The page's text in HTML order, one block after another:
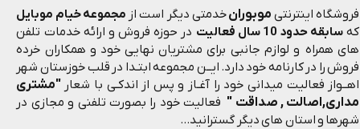
فروشگاه اینترنتی موبورانخدمتی دیگر است از مجموعه خیام موبایل
که سابقه حدود 10 سال فعالیت
در حوزه فروش و ارائه خدمات تلفن
های همراه و لوازم جانبی برای مشتریان نهایی خود و همکاران خرده
فروش را در کارنامه خود دارد. ایــن مجموعه ابتـدا در قلب خوزستان شهر
اهــواز فعالیت میدانی خود را آغـاز و پس از اندکـی با شعار "مشتری
مداری,اصالت , صداقت " فعالیت خود را بصورت تلفنی و مجازی در
شهرها و استان های دیگر گسترانید...